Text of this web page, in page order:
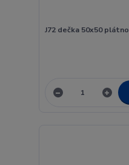
J72 dečka 50x50 plátno